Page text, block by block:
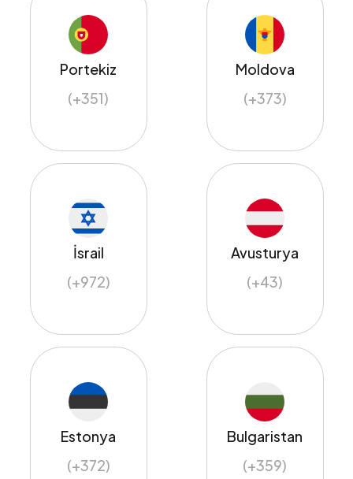
Portekiz
(+351)
Moldova
(+373)
İsrail
(+972)
Avusturya
(+43)
Estonya
(+372)
Bulgaristan
(+359)